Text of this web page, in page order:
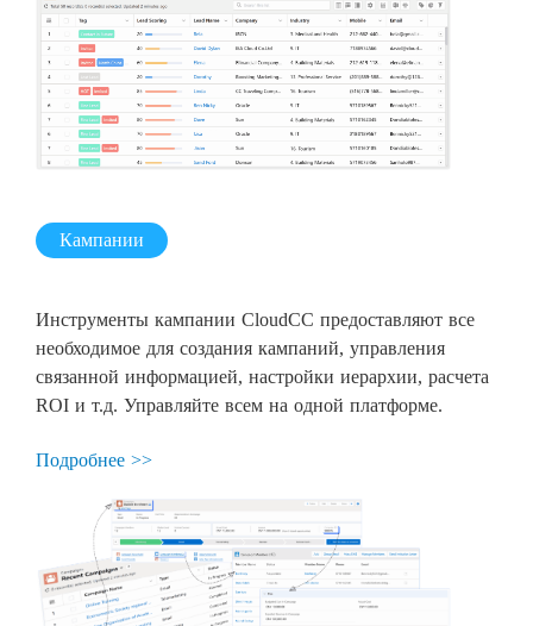
Кампании
Инструменты кампании CloudCC предоставляют все
необходимое для создания кампаний, управления
связанной информацией, настройки иерархии, расчета
ROI и т.д. Управляйте всем на одной платформе.
Подробнее >>